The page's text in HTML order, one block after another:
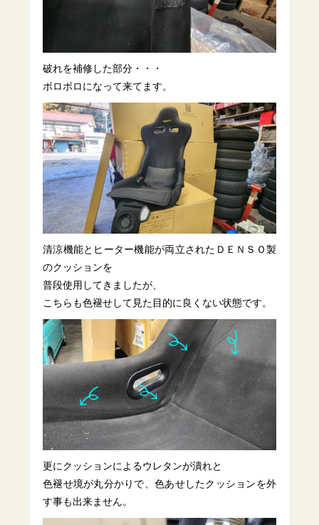
破れを補修した部分・・・
ボロボロになって来てます。
清涼機能とヒーター機能が両立されたＤＥＮＳＯ製
のクッションを
普段使用してきましたが、
こちらも色褪せして見た目的に良くない状態です。
更にクッションによるウレタンが潰れと
色褪せ境が丸分かりで、色あせしたクッションを外
す事も出来ません。